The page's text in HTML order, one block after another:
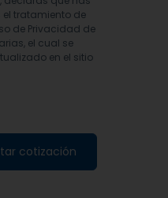
el tratamiento de
de Privacidad de
el cual se
en el sitio
cotización